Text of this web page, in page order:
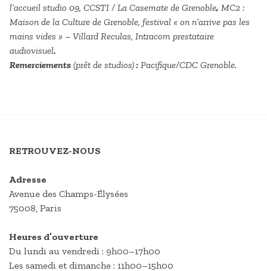
l’accueil studio 09, CCSTI / La Casemate de Grenoble, MC2 :
Maison de la Culture de Grenoble, festival « on n’arrive pas les
mains vides » – Villard Reculas, Intracom prestataire
audiovisuel.
Remerciements (prêt de studios): Pacifique/CDC Grenoble.
RETROUVEZ-NOUS
Adresse
Avenue des Champs-Élysées
75008, Paris
Heures d’ouverture
Du lundi au vendredi : 9h00–17h00
Les samedi et dimanche : 11h00–15h00